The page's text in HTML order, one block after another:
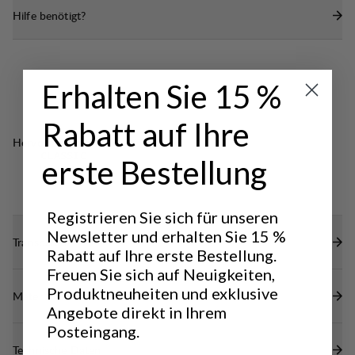
Abriebfestigkeit bietet und sich dennoch weich und
eine hervorragende Hose für harte Trekkingtouren
in abgelegenen Gebieten.
Belüftung und einfaches An- und Ausziehen.
Klettverschluss-verstellbare Taille für perfekten
Sitz.
Verstellbarer Beinabschluss für eine enge
Passform.
DWR-Behandlung zur Abweisung von Wasser
Hilfe benötigt?
Hervorragend für
TREKKING
Transparenz
Materialien
Technische Daten
Erhalten Sie 15 %
Rabatt auf Ihre
erste Bestellung
Registrieren Sie sich für unseren
Newsletter und erhalten Sie 15 %
Rabatt auf Ihre erste Bestellung.
Freuen Sie sich auf Neuigkeiten,
Produktneuheiten und exklusive
Angebote direkt in Ihrem
Posteingang.